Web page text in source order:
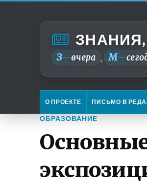
З—вчера , М—
О ПРОЕКТЕ ПИСЬМО В
ОБРАЗОВАНИЕ